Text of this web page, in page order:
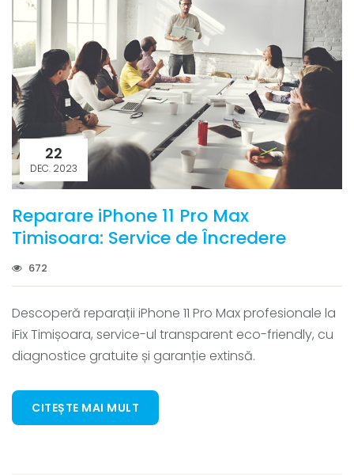
22
DEC. 2023
Reparare iPhone 11 Pro Max
Timisoara: Service de Încredere
672
Descoperă reparații iPhone 11 Pro Max profesionale la
iFix Timișoara, service-ul transparent eco-friendly, cu
diagnostice gratuite și garanție extinsă.
CITEȘTE MAI MULT